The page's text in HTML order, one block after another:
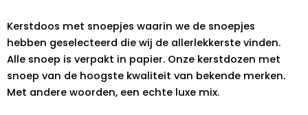
Kerstdoos met snoepjes waarin we de snoepjes
hebben geselecteerd die wij de allerlekkerste vinden.
Alle snoep is verpakt in papier. Onze kerstdozen met
snoep van de hoogste kwaliteit van bekende merken.
Met andere woorden, een echte luxe mix.